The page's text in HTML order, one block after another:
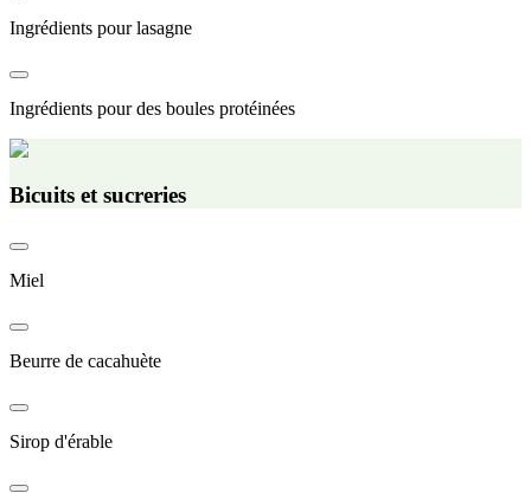
Ingrédients pour lasagne
Ingrédients pour des boules protéinées
Bicuits et sucreries
Miel
Beurre de cacahuète
Sirop d'érable